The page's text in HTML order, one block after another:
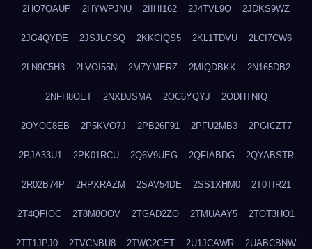
2HO7QAUP 2HYWPJNU 2IIHI162 2J4TVL9Q 2JDKS9WZ
2JG4QYDE 2JSJLGSQ 2KKCIQS5 2KL1TDVU 2LCI7CW6
2LN9C5H3 2LVOI55N 2M7YMERZ 2MIQDBKK 2N165DB2
2NFH8OET 2NXDJSMA 2OC6YQYJ 2ODHTNIQ
2OYOC8EB 2P5KVO7J 2PB26F91 2PFU2MB3 2PGICZT7
2PJA33U1 2PK01RCU 2Q6V9UEG 2QFIABDG 2QYABSTR
2R02B74P 2RPXRAZM 2SAV54DE 2SS1XHM0 2T0TIR21
2T4QFIOC 2T8M8OOV 2TGAD2ZO 2TMUAAY5 2TOT3HO1
2TT1JPJ0 2TVCNBU8 2TWC2CET 2U1JCAWR 2UABCBNW